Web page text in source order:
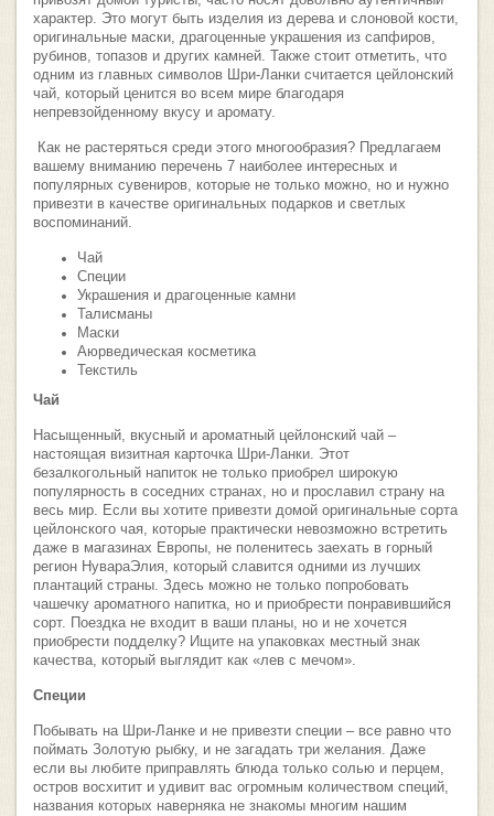
характер. Это могут быть изделия из дерева и слоновой кости,
оригинальные маски, драгоценные украшения из сапфиров,
рубинов, топазов и других камней. Также стоит отметить, что
одним из главных символов Шри-Ланки считается цейлонский
чай, который ценится во всем мире благодаря
непревзойденному вкусу и аромату.
Как не растеряться среди этого многообразия? Предлагаем
вашему вниманию перечень 7 наиболее интересных и
популярных сувениров, которые не только можно, но и нужно
привезти в качестве оригинальных подарков и светлых
воспоминаний.
Чай
Специи
Украшения и драгоценные камни
Талисманы
Маски
Аюрведическая косметика
Текстиль
Чай
Насыщенный, вкусный и ароматный цейлонский чай –
настоящая визитная карточка Шри-Ланки. Этот
безалкогольный напиток не только приобрел широкую
популярность в соседних странах, но и прославил страну на
весь мир. Если вы хотите привезти домой оригинальные сорта
цейлонского чая, которые практически невозможно встретить
даже в магазинах Европы, не поленитесь заехать в горный
регион НувараЭлия, который славится одними из лучших
плантаций страны. Здесь можно не только попробовать
чашечку ароматного напитка, но и приобрести понравившийся
сорт. Поездка не входит в ваши планы, но и не хочется
приобрести подделку? Ищите на упаковках местный знак
качества, который выглядит как «лев с мечом».
Специи
Побывать на Шри-Ланке и не привезти специи – все равно что
поймать Золотую рыбку, и не загадать три желания. Даже
если вы любите приправлять блюда только солью и перцем,
остров восхитит и удивит вас огромным количеством специй,
названия которых наверняка не знакомы многим нашим